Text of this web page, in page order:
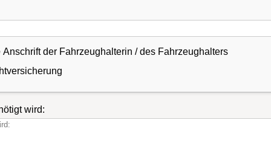
der Fahrzeughalterin / des Fahrzeughalters
wird: